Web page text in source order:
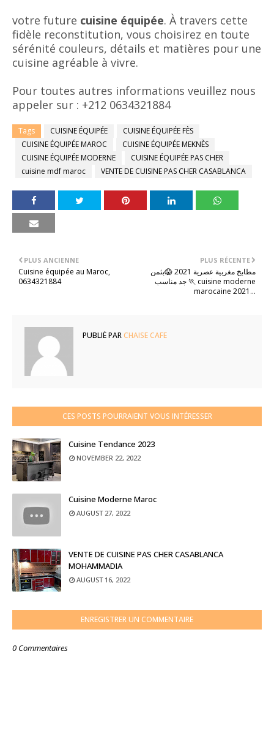
votre future cuisine équipée. À travers cette
fidèle reconstitution, vous choisirez en toute
sérénité couleurs, détails et matières pour une
cuisine agréable à vivre.
Pour toutes autres informations veuillez nous
appeler sur : +212 0634321884
Tags CUISINE ÉQUIPÉE
CUISINE ÉQUIPÉE FÈS
CUISINE ÉQUIPÉE MAROC
CUISINE ÉQUIPÉE MEKNÈS
CUISINE ÉQUIPÉE MODERNE
CUISINE ÉQUIPÉE PAS CHER
cuisine mdf maroc
VENTE DE CUISINE PAS CHER CASABLANCA
PLUS RÉCENTE
مطابخ مغربية عصرية 2021 😱بثمن
جد مناسب 🏃 cuisine moderne
marocaine 2021...
PLUS ANCIENNE
Cuisine équipée au Maroc,
0634321884
PUBLIÉ PAR CHAISE CAFE
CES POSTS POURRAIENT VOUS INTÉRESSER
Cuisine Tendance 2023
NOVEMBER 22, 2022
Cuisine Moderne Maroc
AUGUST 27, 2022
VENTE DE CUISINE PAS CHER CASABLANCA
MOHAMMADIA
AUGUST 16, 2022
ENREGISTRER UN COMMENTAIRE
0 Commentaires